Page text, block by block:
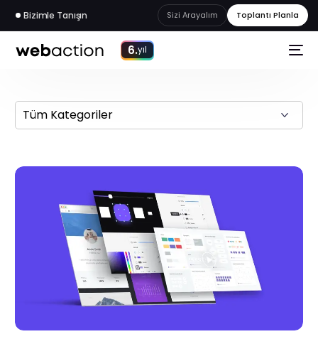
Bizimle Tanışın Sizi Arayalım Toplantı Planla
6.yıl
akademi